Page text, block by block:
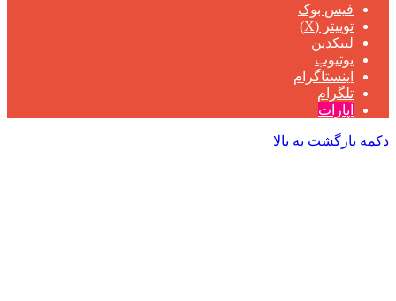
فیس بوک
توییتر (X)
لینکدین
یوتیوب
اینستاگرام
تلگرام
آپارات
دکمه بازگشت به بالا